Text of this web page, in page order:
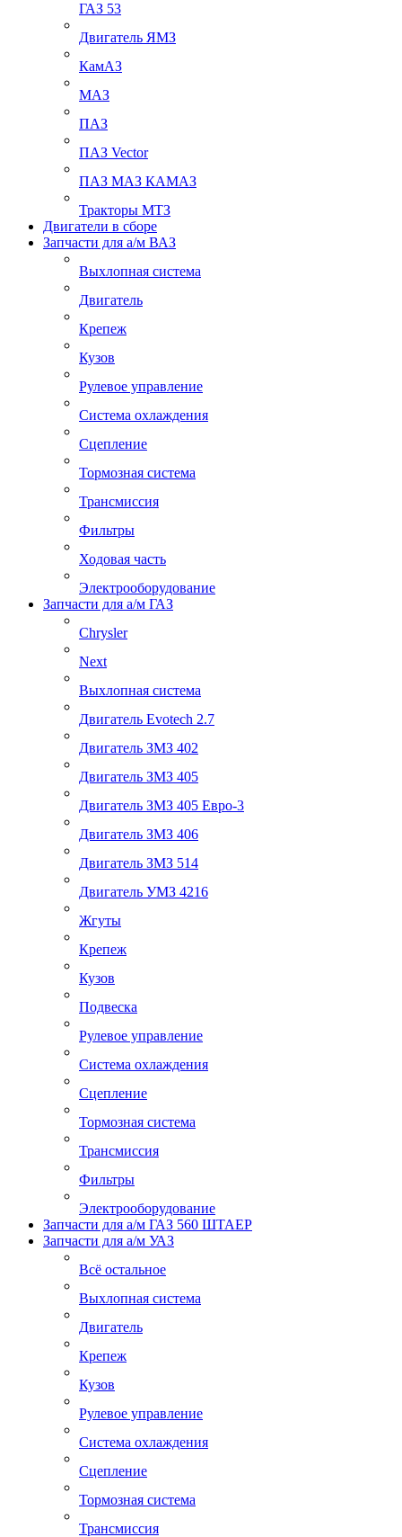
ГАЗ 53
Двигатель ЯМЗ
КамАЗ
МАЗ
ПАЗ
ПАЗ Vector
ПАЗ МАЗ КАМАЗ
Тракторы МТЗ
Двигатели в сборе
Запчасти для а/м ВАЗ
Выхлопная система
Двигатель
Крепеж
Кузов
Рулевое управление
Система охлаждения
Сцепление
Тормозная система
Трансмиссия
Фильтры
Ходовая часть
Электрооборудование
Запчасти для а/м ГАЗ
Chrysler
Next
Выхлопная система
Двигатель Evotech 2.7
Двигатель ЗМЗ 402
Двигатель ЗМЗ 405
Двигатель ЗМЗ 405 Евро-3
Двигатель ЗМЗ 406
Двигатель ЗМЗ 514
Двигатель УМЗ 4216
Жгуты
Крепеж
Кузов
Подвеска
Рулевое управление
Система охлаждения
Сцепление
Тормозная система
Трансмиссия
Фильтры
Электрооборудование
Запчасти для а/м ГАЗ 560 ШТАЕР
Запчасти для а/м УАЗ
Всё остальное
Выхлопная система
Двигатель
Крепеж
Кузов
Рулевое управление
Система охлаждения
Сцепление
Тормозная система
Трансмиссия